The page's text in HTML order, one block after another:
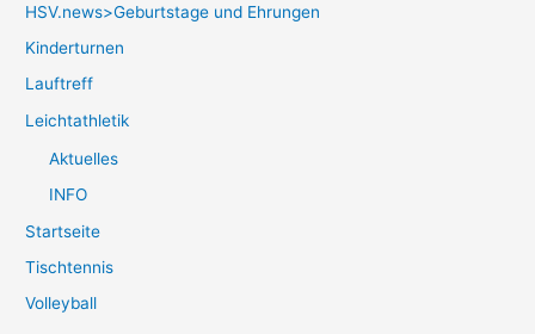
HSV.news>Geburtstage und Ehrungen
Kinderturnen
Lauftreff
Leichtathletik
Aktuelles
INFO
Startseite
Tischtennis
Volleyball